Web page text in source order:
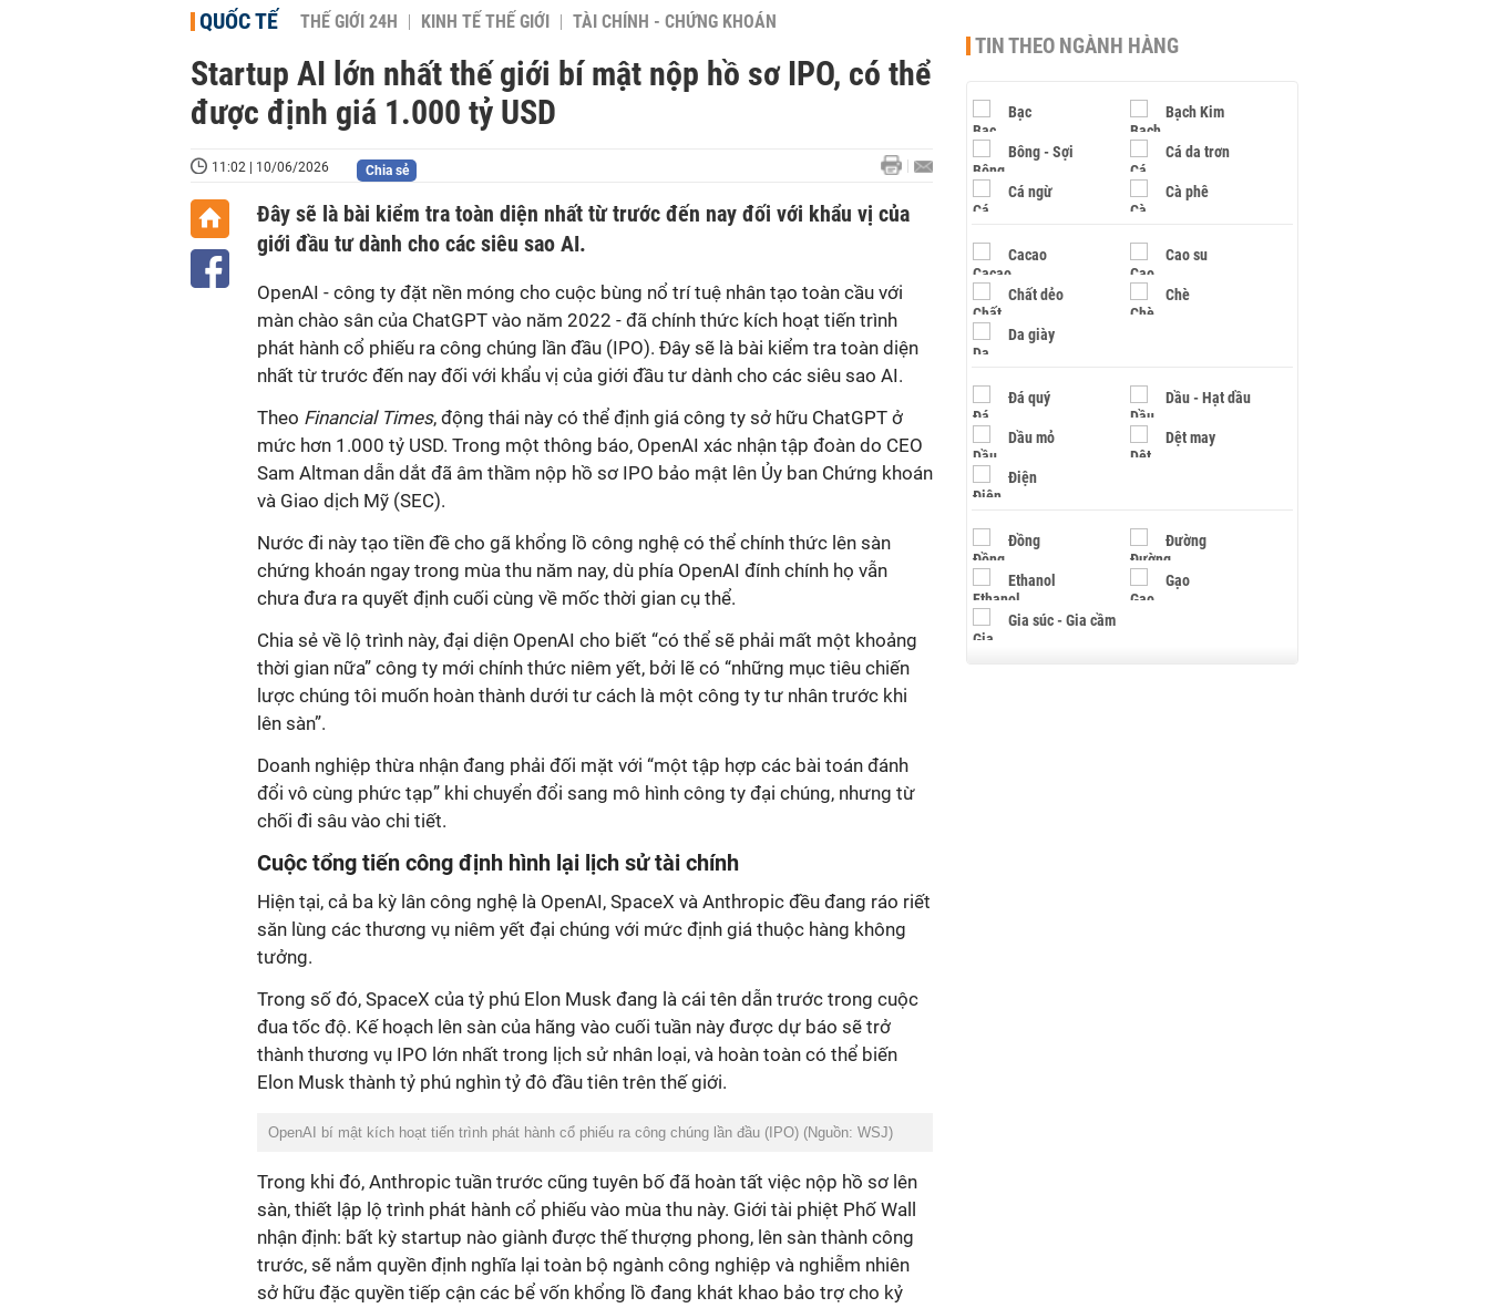
QUỐC TẾ THẾ GIỚI 24H KINH TẾ THẾ GIỚI TÀI CHÍNH - CHỨNG KHOÁN
Startup AI lớn nhất thế giới bí mật nộp hồ sơ IPO, có thể
được định giá 1.000 tỷ USD
11:02 | 10/06/2026 Chia sẻ
Đây sẽ là bài kiểm tra toàn diện nhất từ trước đến nay đối với khẩu vị của
giới đầu tư dành cho các siêu sao AI.
OpenAI - công ty đặt nền móng cho cuộc bùng nổ trí tuệ nhân tạo toàn cầu với
màn chào sân của ChatGPT vào năm 2022 - đã chính thức kích hoạt tiến trình
phát hành cổ phiếu ra công chúng lần đầu (IPO). Đây sẽ là bài kiểm tra toàn diện
nhất từ trước đến nay đối với khẩu vị của giới đầu tư dành cho các siêu sao AI.
Theo Financial Times, động thái này có thể định giá công ty sở hữu ChatGPT ở
mức hơn 1.000 tỷ USD. Trong một thông báo, OpenAI xác nhận tập đoàn do CEO
Sam Altman dẫn dắt đã âm thầm nộp hồ sơ IPO bảo mật lên Ủy ban Chứng khoán
và Giao dịch Mỹ (SEC).
Nước đi này tạo tiền đề cho gã khổng lồ công nghệ có thể chính thức lên sàn
chứng khoán ngay trong mùa thu năm nay, dù phía OpenAI đính chính họ vẫn
chưa đưa ra quyết định cuối cùng về mốc thời gian cụ thể.
Chia sẻ về lộ trình này, đại diện OpenAI cho biết “có thể sẽ phải mất một khoảng
thời gian nữa” công ty mới chính thức niêm yết, bởi lẽ có “những mục tiêu chiến
lược chúng tôi muốn hoàn thành dưới tư cách là một công ty tư nhân trước khi
lên sàn”.
Doanh nghiệp thừa nhận đang phải đối mặt với “một tập hợp các bài toán đánh
đổi vô cùng phức tạp” khi chuyển đổi sang mô hình công ty đại chúng, nhưng từ
chối đi sâu vào chi tiết.
Cuộc tổng tiến công định hình lại lịch sử tài chính
Hiện tại, cả ba kỳ lân công nghệ là OpenAI, SpaceX và Anthropic đều đang ráo riết
săn lùng các thương vụ niêm yết đại chúng với mức định giá thuộc hàng không
tưởng.
Trong số đó, SpaceX của tỷ phú Elon Musk đang là cái tên dẫn trước trong cuộc
đua tốc độ. Kế hoạch lên sàn của hãng vào cuối tuần này được dự báo sẽ trở
thành thương vụ IPO lớn nhất trong lịch sử nhân loại, và hoàn toàn có thể biến
Elon Musk thành tỷ phú nghìn tỷ đô đầu tiên trên thế giới.
OpenAI bí mật kích hoạt tiến trình phát hành cổ phiếu ra công chúng lần đầu (IPO) (Nguồn: WSJ)
Trong khi đó, Anthropic tuần trước cũng tuyên bố đã hoàn tất việc nộp hồ sơ lên
sàn, thiết lập lộ trình phát hành cổ phiếu vào mùa thu này. Giới tài phiệt Phố Wall
nhận định: bất kỳ startup nào giành được thế thượng phong, lên sàn thành công
trước, sẽ nắm quyền định nghĩa lại toàn bộ ngành công nghiệp và nghiễm nhiên
sở hữu đặc quyền tiếp cận các bể vốn khổng lồ đang khát khao bảo trợ cho kỷ
TIN THEO NGÀNH HÀNG
Bạc Bạch Kim
Bông - Sợi Cá da trơn
Cá ngừ Cà phê
Cacao Cao su
Chất dẻo Chè
Da giày
Đá quý Dầu - Hạt dầu
Dầu mỏ Dệt may
Điện
Đồng Đường
Ethanol Gạo
Gia súc - Gia cầm